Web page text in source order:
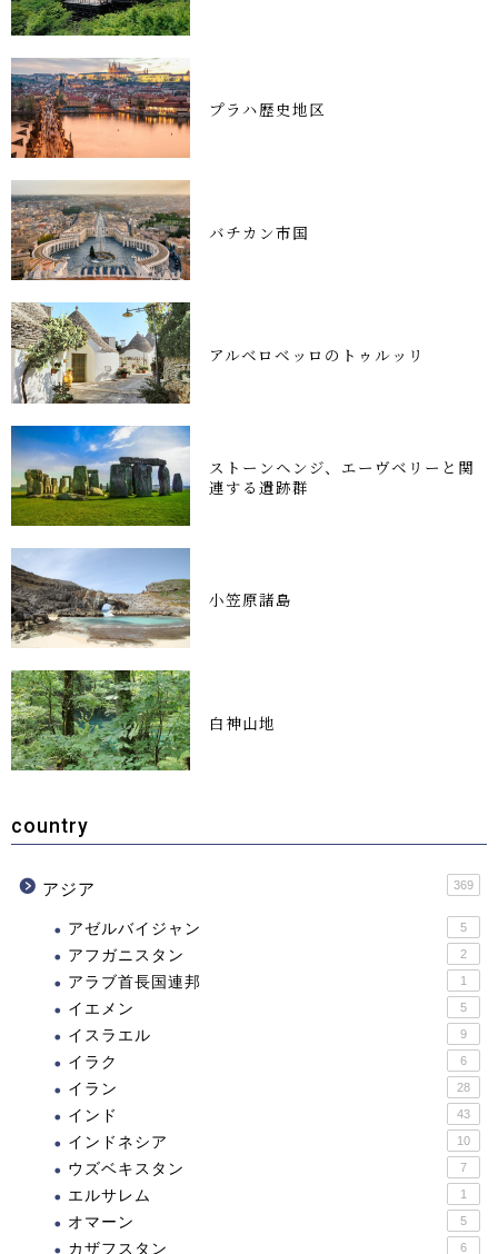
プラハ歴史地区
バチカン市国
アルベロベッロのトゥルッリ
ストーンヘンジ、エーヴベリーと関
連する遺跡群
小笠原諸島
白神山地
country
アジア 369
アゼルバイジャン 5
アフガニスタン 2
アラブ首長国連邦 1
イエメン 5
イスラエル 9
イラク 6
イラン 28
インド 43
インドネシア 10
ウズベキスタン 7
エルサレム 1
オマーン 5
カザフスタン 6